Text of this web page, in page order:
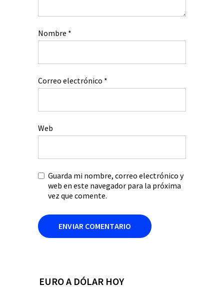
Nombre *
Correo electrónico *
Web
Guarda mi nombre, correo electrónico y
web en este navegador para la próxima
vez que comente.
EURO A DÓLAR HOY